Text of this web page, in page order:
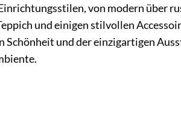
von modern über
und einigen stilvollen
und der einzigartigen